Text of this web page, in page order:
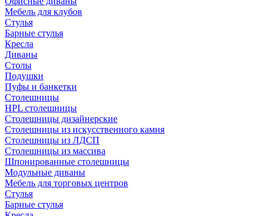
Мебель для клубов
Стулья
Барные стулья
Кресла
Диваны
Столы
Подушки
Пуфы и банкетки
Столешницы
HPL столешницы
Столешницы дизайнерские
Столешницы из искусственного камня
Столешницы из ЛДСП
Столешницы из массива
Шпонированные столешницы
Модульные диваны
Мебель для торговых центров
Стулья
Барные стулья